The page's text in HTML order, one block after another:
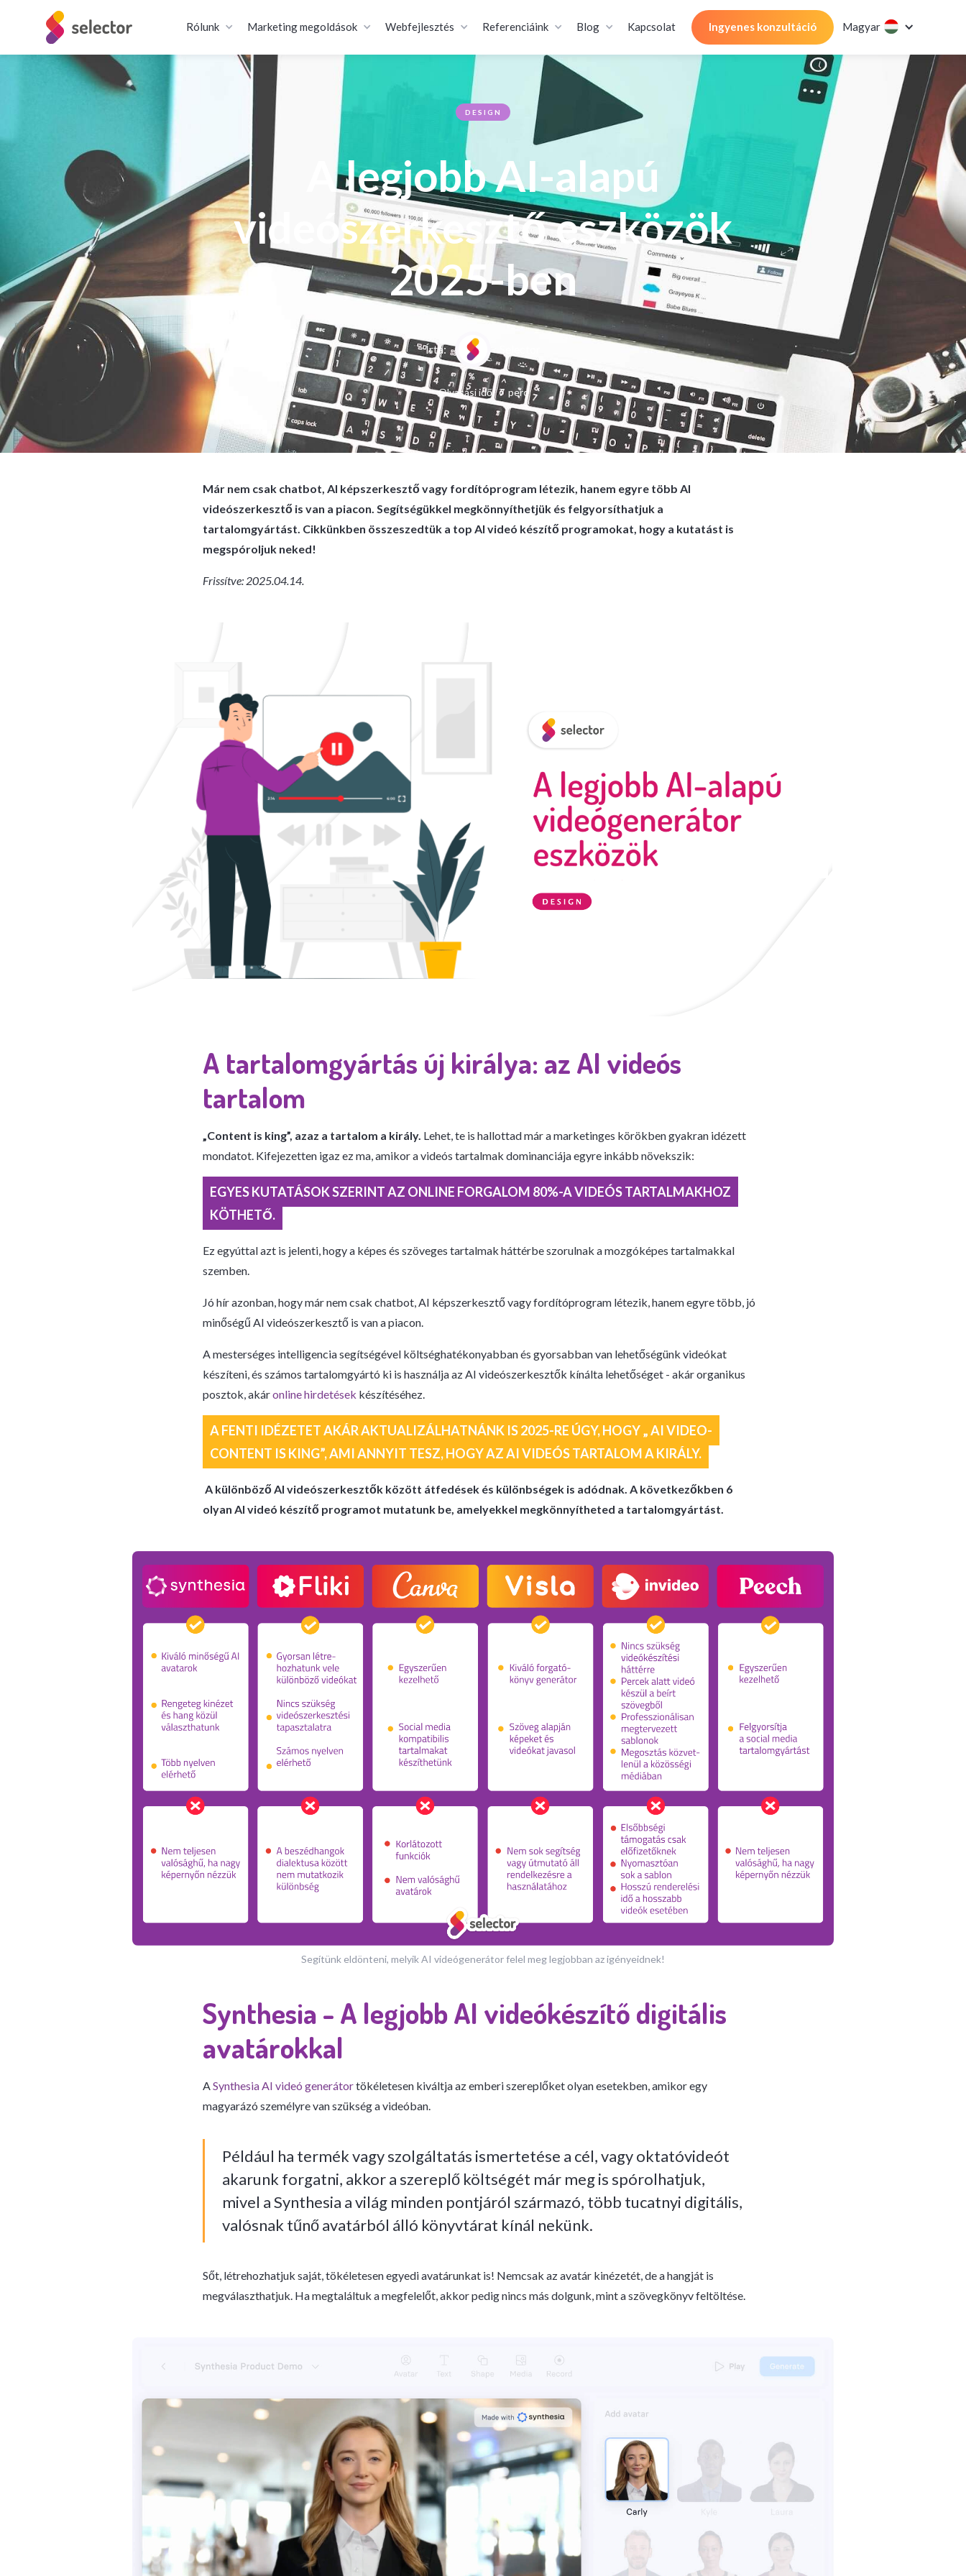
Rólunk Marketing megoldások Webfejlesztés Referenciáink Blog Kapcsolat Ingyenes konzultáció Magyar
DESIGN
A legjobb AI-alapú
videószerkesztő eszközök
2025-ben
Írta:
Olvasási idő: 7 perc
Már nem csak chatbot, AI képszerkesztő vagy fordítóprogram létezik, hanem egyre több AI
videószerkesztő is van a piacon. Segítségükkel megkönnyíthetjük és felgyorsíthatjuk a
tartalomgyártást. Cikkünkben összeszedtük a top AI videó készítő programokat, hogy a kutatást is
megspóroljuk neked!
Frissítve: 2025.04.14.
A tartalomgyártás új királya: az AI videós
tartalom
„Content is king”, azaz a tartalom a király. Lehet, te is hallottad már a marketinges körökben gyakran idézett
mondatot. Kifejezetten igaz ez ma, amikor a videós tartalmak dominanciája egyre inkább növekszik:
EGYES KUTATÁSOK SZERINT AZ ONLINE FORGALOM 80%-A VIDEÓS TARTALMAKHOZ
KÖTHETŐ.
Ez egyúttal azt is jelenti, hogy a képes és szöveges tartalmak háttérbe szorulnak a mozgóképes tartalmakkal
szemben.
Jó hír azonban, hogy már nem csak chatbot, AI képszerkesztő vagy fordítóprogram létezik, hanem egyre több, jó
minőségű AI videószerkesztő is van a piacon.
A mesterséges intelligencia segítségével költséghatékonyabban és gyorsabban van lehetőségünk videókat
készíteni, és számos tartalomgyártó ki is használja az AI videószerkesztők kínálta lehetőséget - akár organikus
posztok, akáronline hirdetések készítéséhez.
A FENTI IDÉZETET AKÁR AKTUALIZÁLHATNÁNK IS 2025-RE ÚGY, HOGY „ AI VIDEO-
CONTENT IS KING”, AMI ANNYIT TESZ, HOGY AZ AI VIDEÓS TARTALOM A KIRÁLY.
A különböző AI videószerkesztők között átfedések és különbségek is adódnak. A következőkben 6
olyan AI videó készítő programot mutatunk be, amelyekkel megkönnyítheted a tartalomgyártást.
Segítünk eldönteni, melyik AI videógenerátor felel meg legjobban az igényeidnek!
Synthesia - A legjobb AI videókészítő digitális
avatárokkal
ASynthesia AI videó generátortökéletesen kiváltja az emberi szereplőket olyan esetekben, amikor egy
magyarázó személyre van szükség a videóban.
Például ha termék vagy szolgáltatás ismertetése a cél, vagy oktatóvideót
akarunk forgatni, akkor a szereplő költségét már meg is spórolhatjuk,
mivel a Synthesia a világ minden pontjáról származó, több tucatnyi digitális,
valósnak tűnő avatárból álló könyvtárat kínál nekünk.
Sőt, létrehozhatjuk saját, tökéletesen egyedi avatárunkat is! Nemcsak az avatár kinézetét, de a hangját is
megválaszthatjuk. Ha megtaláltuk a megfelelőt, akkor pedig nincs más dolgunk, mint a szövegkönyv feltöltése.